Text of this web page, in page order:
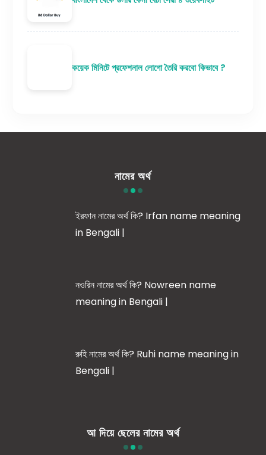
কয়েক মিনিটে প্রফেশনাল লোগো তৈরি করবো কিভাবে ?
নামের অর্থ
ইরফান নামের অর্থ কি? Irfan name meaning
in Bengali |
নওরিন নামের অর্থ কি? Nowreen name
meaning in Bengali |
রুহি নামের অর্থ কি? Ruhi name meaning in
Bengali |
আ দিয়ে ছেলের নামের অর্থ